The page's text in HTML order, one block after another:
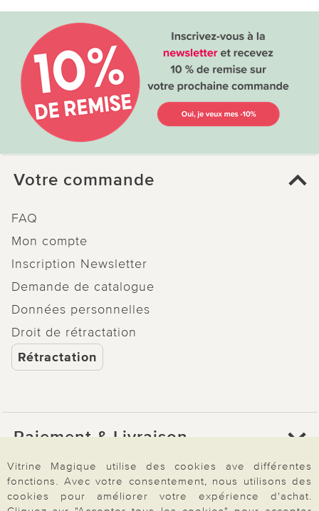
Votre commande
FAQ
Mon compte
Inscription Newsletter
Demande de catalogue
Données personnelles
Droit de rétractation
Rétractation
Paiement & Livraison
À propos de nous
Vitrine Magique utilise des cookies ave différentes
fonctions. Avec votre consentement, nous utilisons des
cookies pour améliorer votre expérience d'achat.